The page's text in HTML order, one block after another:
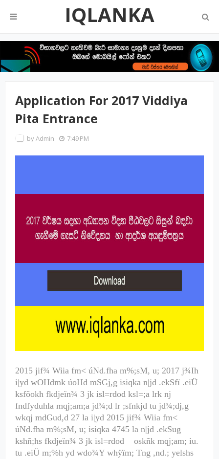
IQLANKA
Application For 2017 Viddiya
Pita Entrance
byAdmin 7:49 PM
2015 jif¾ Wiia fm< úNd.fha m%;sM, u; 2017 j¾Ih
i|yd wOHdmk úoHd mSGj,g isiqka n|jd .ekSfï .eiÜ
ksfõokh fkdjeïn¾ 3 jk isl=rdod ksl=;a lrk nj
fndfyduhla mqj;am;a jd¾;d lr ;sfnkjd tu jd¾;dj,g
wkqj mdGud,d 27 la i|yd 2015 jif¾ Wiia fm<
úNd.fha m%;sM, u; isiqka 4745 la n|jd .ekSug
kshñ;hs fkdjeïn¾ 3 jk isl=rdod oskñk mqj;am; iu.
tu .eiÜ m;%h yd wdo¾Y whÿïm; Tng ,nd.; yelshs